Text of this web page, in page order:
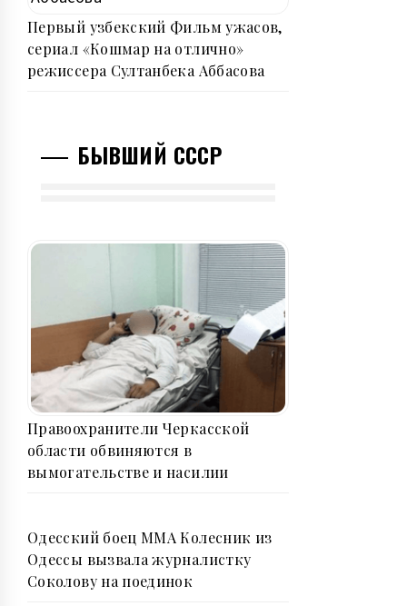
Первый узбекский Фильм ужасов,
сериал «Кошмар на отлично»
режиссера Султанбека Аббасова
БЫВШИЙ СССР
Правоохранители Черкасской
области обвиняются в
вымогательстве и насилии
Одесский боец ММА Колесник из
Одессы вызвала журналистку
Соколову на поединок